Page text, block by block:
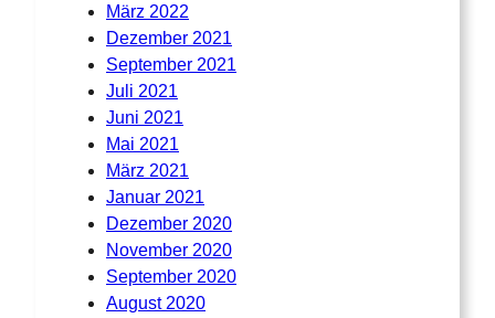
t
w
e
n
März 2022
Dezember 2021
September 2021
Juli 2021
Juni 2021
Mai 2021
März 2021
Januar 2021
Dezember 2020
November 2020
September 2020
August 2020